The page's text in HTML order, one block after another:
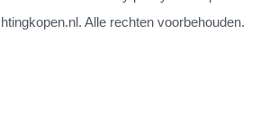
Alle rechten voorbehouden.